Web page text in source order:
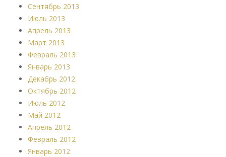
Сентябрь 2013
Июль 2013
Апрель 2013
Март 2013
Февраль 2013
Январь 2013
Декабрь 2012
Октябрь 2012
Июль 2012
Май 2012
Апрель 2012
Февраль 2012
Январь 2012